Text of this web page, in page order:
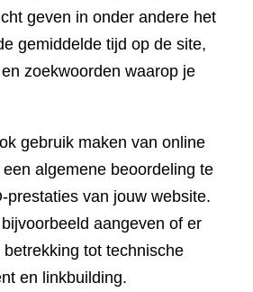
geven in onder andere het
gemiddelde tijd op de site,
zoekwoorden waarop je
gebruik maken van online
een algemene beoordeling te
prestaties van jouw website.
aangeven of er
tot technische
en linkbuilding.